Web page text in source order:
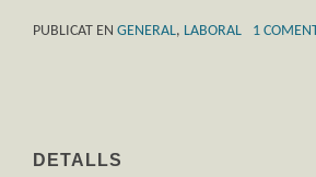
PUBLICAT EN GENERAL, LABORAL 1
DETALLS